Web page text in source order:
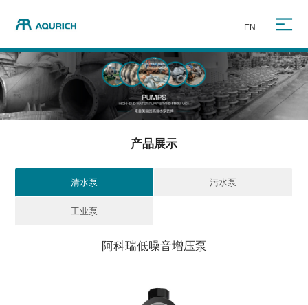
EN
产品展示
清水泵 污水泵
工业泵
阿科瑞低噪音增压泵